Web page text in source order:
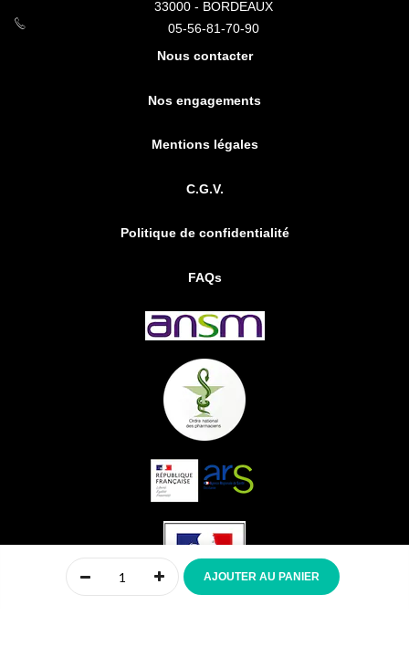
33000 - BORDEAUX
05-56-81-70-90
Nous contacter
Nos engagements
Mentions légales
C.G.V.
Politique de confidentialité
FAQs
Accueil Mon panier
AJOUTER AU PANIER